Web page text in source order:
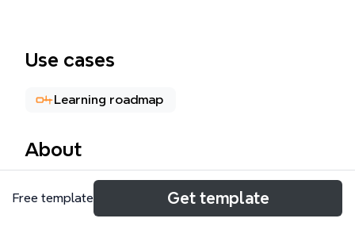
Use cases
Learning roadmap
About
Этот шаблон Личный бренд представляет собой
структурированную дорожную карту для
Free template Get template